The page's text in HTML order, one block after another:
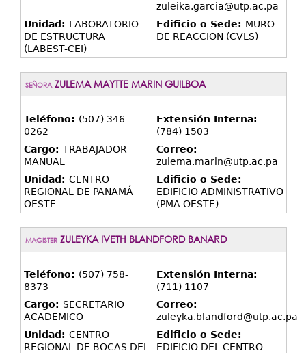
zuleika.garcia@utp.ac.pa
Unidad: LABORATORIO
DE ESTRUCTURA
(LABEST-CEI)
Edificio o Sede: MURO
DE REACCION (CVLS)
SEÑORA ZULEMA MAYTTE MARIN GUILBOA
Teléfono: (507) 346-
0262
Extensión Interna:
(784) 1503
Cargo: TRABAJADOR
MANUAL
Correo:
zulema.marin@utp.ac.pa
Unidad: CENTRO
REGIONAL DE PANAMÁ
OESTE
Edificio o Sede:
EDIFICIO ADMINISTRATIVO
(PMA OESTE)
MAGISTER ZULEYKA IVETH BLANDFORD BANARD
Teléfono: (507) 758-
8373
Extensión Interna:
(711) 1107
Cargo: SECRETARIO
ACADEMICO
Correo:
zuleyka.blandford@utp.ac.pa
Unidad: CENTRO
REGIONAL DE BOCAS DEL
Edificio o Sede:
EDIFICIO DEL CENTRO